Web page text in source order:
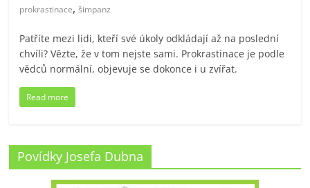
prokrastinace,šimpanz
Patříte mezi lidi, kteří své úkoly odkládají až na poslední
chvíli? Vězte, že v tom nejste sami. Prokrastinace je podle
vědců normální, objevuje se dokonce i u zvířat.
Read more
Povídky Josefa Dubna